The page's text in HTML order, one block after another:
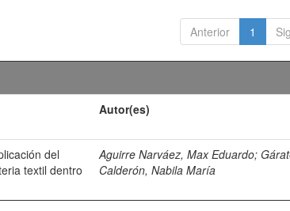
Anterior 1
Autor(es)
del
textil dentro
Aguirre Narváez, Max Eduardo;
Calderón, Nabila María